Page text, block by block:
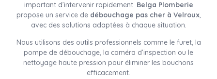
important d’intervenir rapidement. Belga Plomberie
propose un service de débouchage pas cher à Velroux,
avec des solutions adaptées à chaque situation.
Nous utilisons des outils professionnels comme le furet, la
pompe de débouchage, la caméra d’inspection ou le
nettoyage haute pression pour éliminer les bouchons
efficacement.